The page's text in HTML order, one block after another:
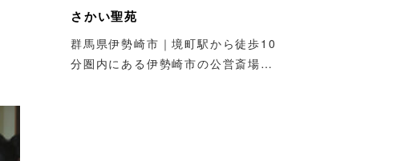
さかい聖苑
群馬県伊勢崎市｜境町駅から徒歩10
分圏内にある伊勢崎市の公営斎場…